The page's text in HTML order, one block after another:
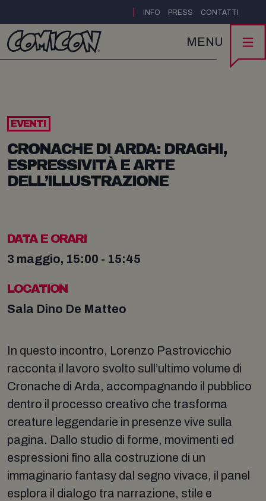
INFO PRESS CONTATTI
MENU
EVENTI
CRONACHE DI ARDA: DRAGHI,
ESPRESSIVITÀ E ARTE
DELL’ILLUSTRAZIONE
DATA E ORARI
3 maggio, 15:00 - 15:45
LOCATION
Sala Dino De Matteo
In questo incontro, Lorenzo Pastrovicchio
racconta il lavoro svolto sull’ultimo volume di
Cronache di Arda, accompagnando il pubblico
dentro il processo creativo che trasforma
creature leggendarie in presenze vive sulla
pagina. Dallo studio di forme, movimenti ed
espressioni fino alla costruzione di un
immaginario fantasy dal segno vivace, il panel
esplora il dialogo tra narrazione, stile e